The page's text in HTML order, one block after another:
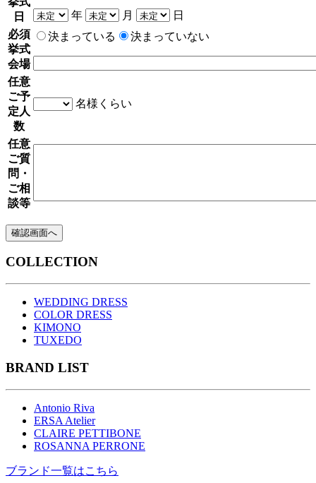
日
年 月
日
必須
挙式
会場
決まっている 決まっていない
任意
ご予
定人
数
名様くらい
任意
ご質
問・
ご相
談等
COLLECTION
WEDDING DRESS
COLOR DRESS
KIMONO
TUXEDO
BRAND LIST
Antonio Riva
ERSA Atelier
CLAIRE PETTIBONE
ROSANNA PERRONE
ブランド一覧はこちら